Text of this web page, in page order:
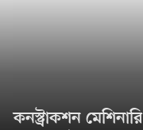
কনস্ট্রাকশন